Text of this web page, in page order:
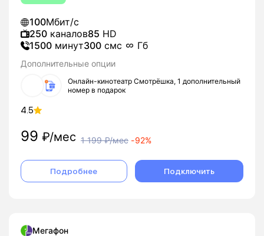
100Мбит/с
250 каналов85 HD
1500 минут300 смс Гб
Дополнительные опции
Онлайн-кинотеатр Смотрёшка, 1 дополнительный
номер в подарок
4.5
99 ₽/мес 1 199₽/мес -92%
Подробнее Подключить
Мегафон